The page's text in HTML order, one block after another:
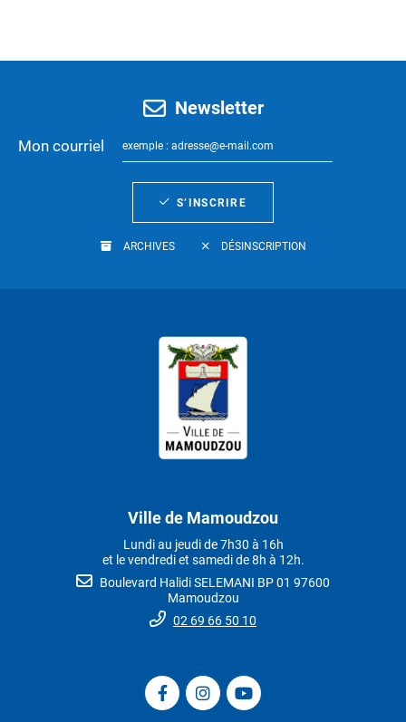
Newsletter
Mon courriel
S’INSCRIRE
ARCHIVES DÉSINSCRIPTION
Ville de Mamoudzou
Lundi au jeudi de 7h30 à 16h
et le vendredi et samedi de 8h à 12h.
Boulevard Halidi SELEMANI BP 01 97600
Mamoudzou
02 69 66 50 10